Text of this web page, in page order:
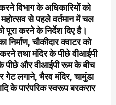
विभाग के अधिकारियों को
महोत्सव से पहले वर्तमान में चल
पूरा करने के निर्देश दिए है।
चौकीदार क्वाटर को
तथा मंदिर के पीछे वीआईपी
पीछे और वीआईपी रूम के बीच
गेट लगाने, भैरव मंदिर, चामुंडा
के पारंपरिक स्वरूप बरकरार